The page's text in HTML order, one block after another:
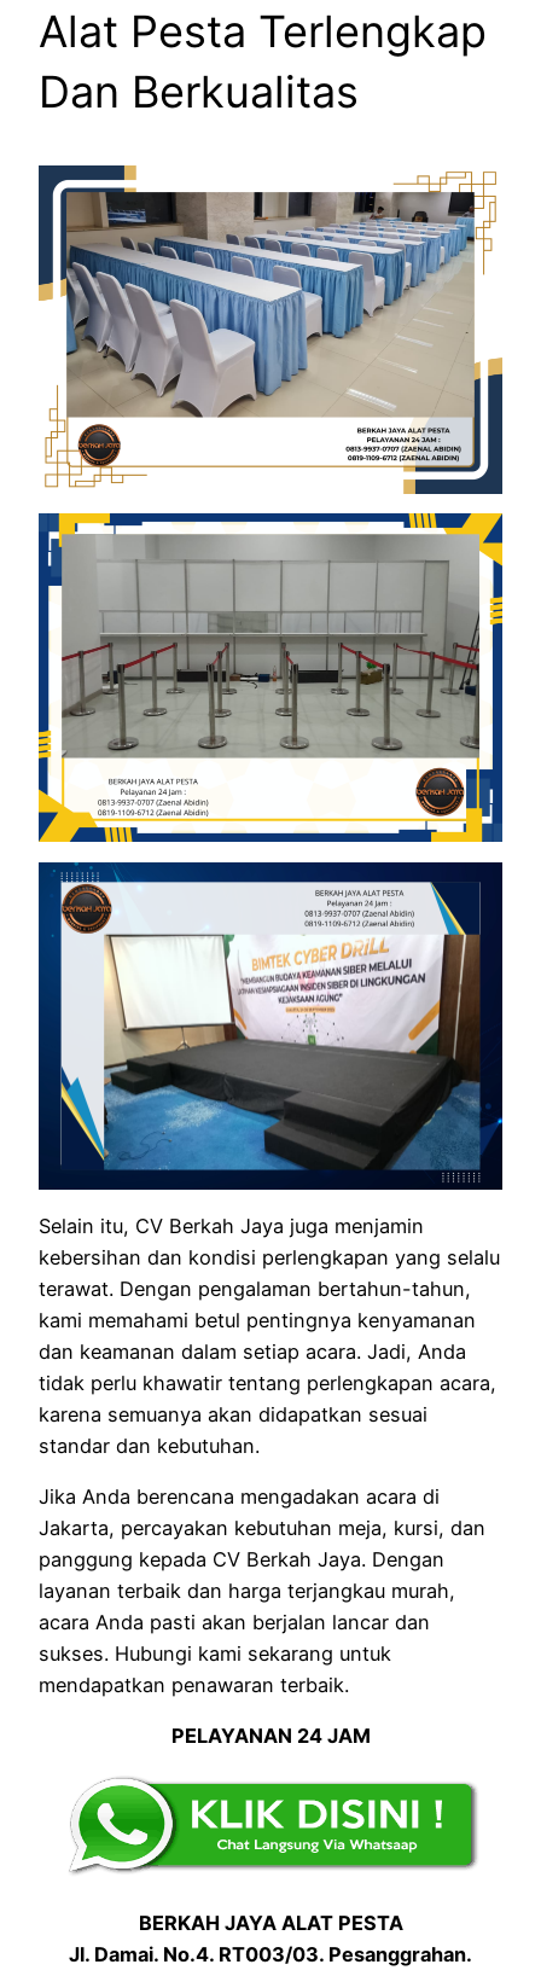
Alat Pesta Terlengkap
Dan Berkualitas
Selain itu, CV Berkah Jaya juga menjamin
kebersihan dan kondisi perlengkapan yang selalu
terawat. Dengan pengalaman bertahun-tahun,
kami memahami betul pentingnya kenyamanan
dan keamanan dalam setiap acara. Jadi, Anda
tidak perlu khawatir tentang perlengkapan acara,
karena semuanya akan didapatkan sesuai
standar dan kebutuhan.
Jika Anda berencana mengadakan acara di
Jakarta, percayakan kebutuhan meja, kursi, dan
panggung kepada CV Berkah Jaya. Dengan
layanan terbaik dan harga terjangkau murah,
acara Anda pasti akan berjalan lancar dan
sukses. Hubungi kami sekarang untuk
mendapatkan penawaran terbaik.
PELAYANAN 24 JAM
BERKAH JAYA ALAT PESTA
Jl. Damai. No.4. RT003/03. Pesanggrahan.